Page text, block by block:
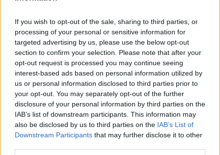
If you wish to opt-out of the sale, sharing to third parties, or
processing of your personal or sensitive information for
targeted advertising by us, please use the below opt-out
section to confirm your selection. Please note that after your
opt-out request is processed you may continue seeing
interest-based ads based on personal information utilized by
us or personal information disclosed to third parties prior to
your opt-out. You may separately opt-out of the further
disclosure of your personal information by third parties on the
IAB’s list of downstream participants. This information may
also be disclosed by us to third parties on the IAB’s List of
Downstream Participants that may further disclose it to other
L’eremo con i suoi covoli è molto suggestivo
Il complesso divenne proprietà privata della famiglia padovana
dei Dottori dal XVII secolo fino alla fine del XVIII, quando passò a
Nicolò Leoni che nel 1825 lo cedette alla
famiglia Da Schio
appartiene tuttora.
La croce